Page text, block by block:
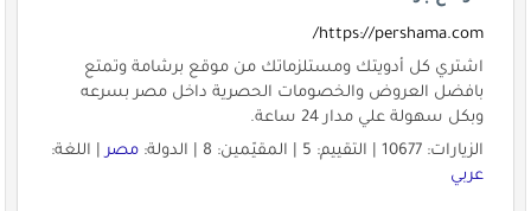
https://pershama.com/
اشتري كل أدويتك ومستلزماتك من موقع برشامة وتمتع
بافضل العروض والخصومات الحصرية داخل مصر بسرعه
وبكل سهولة علي مدار 24 ساعة.
الزيارات: 10677 | التقييم: 5 | المقيّمين: 8 | الدولة:
مصر| اللغة:
عربي